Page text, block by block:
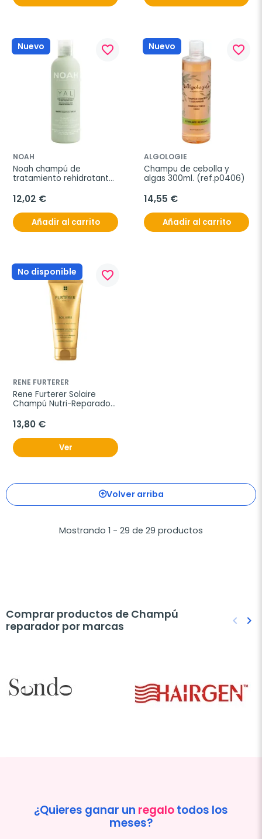
Nuevo favorite_border
NOAH
Noah champú de
tratamiento rehidratante
12,02 €
Añadir al carrito
Nuevo favorite_border
ALGOLOGIE
Champu de cebolla y
algas 300ml. (ref.p0406)
14,55 €
Añadir al carrito
No disponible favorite_border
RENE FURTERER
Rene Furterer Solaire
Champú Nutri-Reparador,
13,80 €
Ver
Volver arriba
Mostrando 1 - 29 de 29 productos
Comprar productos de Champú
reparador por marcas
keyboard_arrow_left keyboard_arrow_right
¿Quieres ganar un regalotodos los
meses?